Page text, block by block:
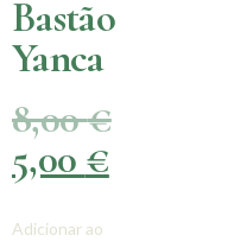
Bastão
Yanca
8,00€
5,00 €
Adicionar ao